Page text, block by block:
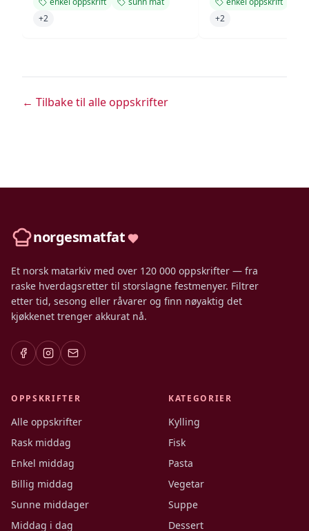
+2
+2
← Tilbake til alle oppskrifter
norgesmatfat
Et norsk matarkiv med over 120 000 oppskrifter — fra
raske hverdagsretter til storslagne festmenyer. Filtrer
etter tid, sesong eller råvarer og finn nøyaktig det
kjøkkenet trenger akkurat nå.
OPPSKRIFTER
Alle oppskrifter
Rask middag
Enkel middag
Billig middag
Sunne middager
Middag i dag
KATEGORIER
Kylling
Fisk
Pasta
Vegetar
Suppe
Dessert